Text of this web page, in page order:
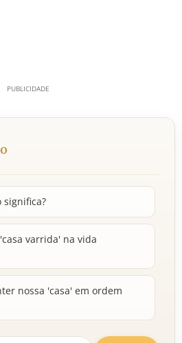
significa?
varrida' na vida
nossa 'casa' em ordem